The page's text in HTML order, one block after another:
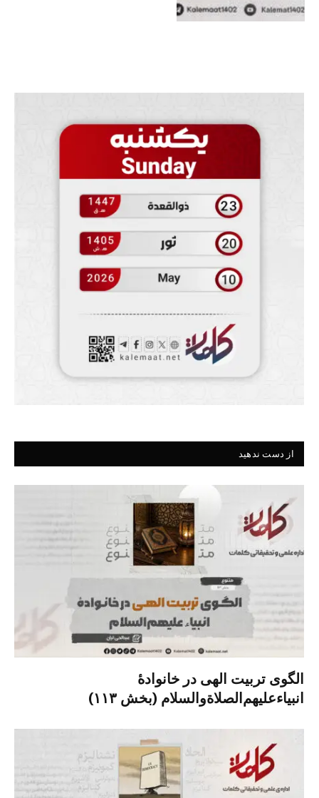
از دست ندهید
الگوی تربیت الهی در خانوادۀ
انبیاءعلیهم‌الصلاةو‌السلام (بخش ۱۱۳)